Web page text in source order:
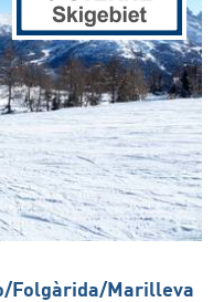
​Folgàrida/​Marilleva